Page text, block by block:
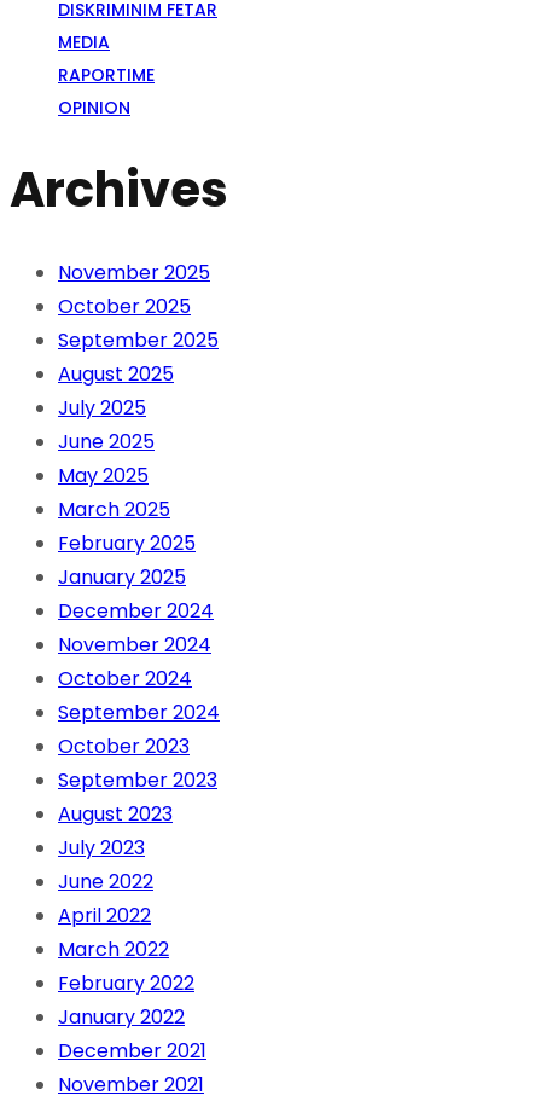
DISKRIMINIM FETAR
MEDIA
RAPORTIME
OPINION
Archives
November 2025
October 2025
September 2025
August 2025
July 2025
June 2025
May 2025
March 2025
February 2025
January 2025
December 2024
November 2024
October 2024
September 2024
October 2023
September 2023
August 2023
July 2023
June 2022
April 2022
March 2022
February 2022
January 2022
December 2021
November 2021